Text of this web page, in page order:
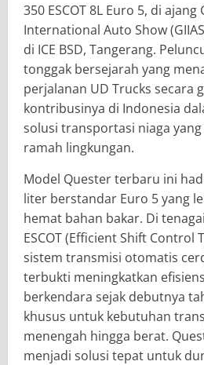
350 ESCOT 8L Euro 5, di
International Auto Show
di ICE BSD, Tangerang.
tonggak bersejarah yang
perjalanan UD Trucks secara
kontribusinya di Indonesia
solusi transportasi niaga
ramah lingkungan.
Model Quester terbaru ini
liter berstandar Euro 5 yang
hemat bahan bakar. Di
ESCOT (Efficient Shift Control
sistem transmisi otomatis
terbukti meningkatkan
berkendara sejak debutnya
khusus untuk kebutuhan
menengah hingga berat.
menjadi solusi tepat untuk